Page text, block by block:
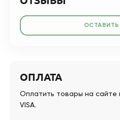
ОПЛАТА
Оплатить товары на сайте
VISA.